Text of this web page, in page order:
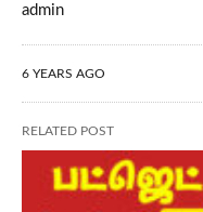
admin
6 YEARS AGO
RELATED POST